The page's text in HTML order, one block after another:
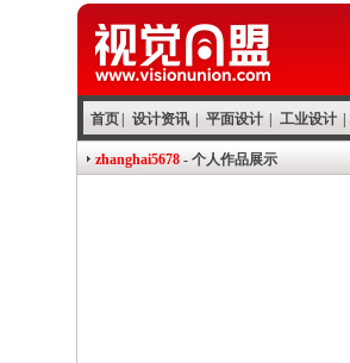
首页 设计资讯 平面设计 工业设计
zhanghai5678 - 个人作品展示